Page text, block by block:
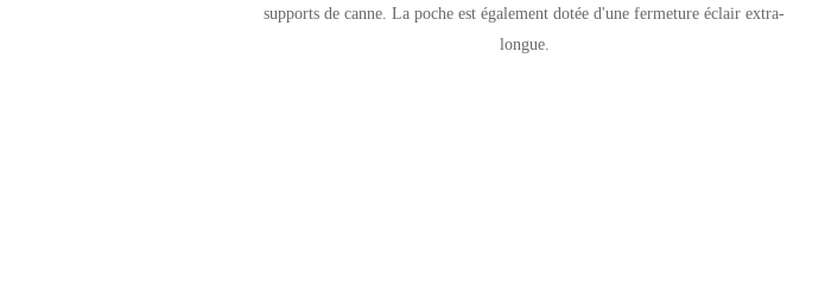
supports de canne. La poche est également dotée d'une fermeture éclair extra-
longue.